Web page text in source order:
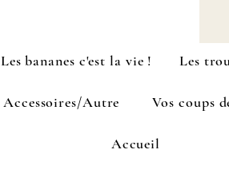
Les bananes c'est la vie ! Les
Accessoires/Autre Vos coups
Accueil